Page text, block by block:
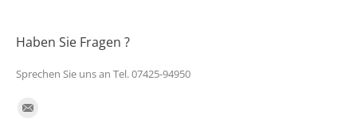
Haben Sie Fragen ?
Sprechen Sie uns an Tel. 07425-94950
Finden Sie uns auf: